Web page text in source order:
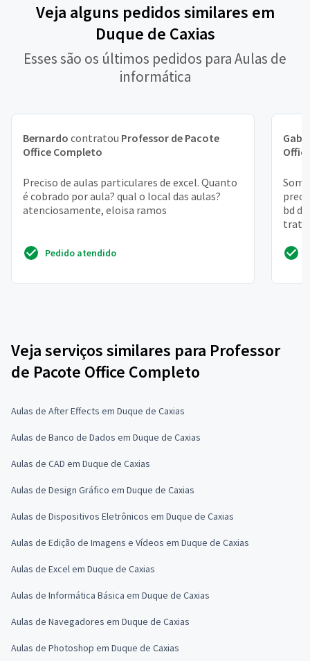
Veja alguns pedidos similares em
Duque de Caxias
Esses são os últimos pedidos para Aulas de
informática
Bernardo contratou Professor de Pacote
Office Completo
Preciso de aulas particulares de excel. Quanto
é cobrado por aula? qual o local das aulas?
atenciosamente, eloisa ramos
Pedido atendido
bd
Veja serviços similares para Professor
de Pacote Office Completo
Aulas de After Effects em Duque de Caxias
Aulas de Banco de Dados em Duque de Caxias
Aulas de CAD em Duque de Caxias
Aulas de Design Gráfico em Duque de Caxias
Aulas de Dispositivos Eletrônicos em Duque de Caxias
Aulas de Edição de Imagens e Vídeos em Duque de Caxias
Aulas de Excel em Duque de Caxias
Aulas de Informática Básica em Duque de Caxias
Aulas de Navegadores em Duque de Caxias
Aulas de Photoshop em Duque de Caxias